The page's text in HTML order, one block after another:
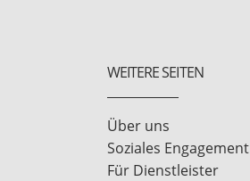
WEITERE SEITEN
Über uns
Soziales Engagement
Für Dienstleister